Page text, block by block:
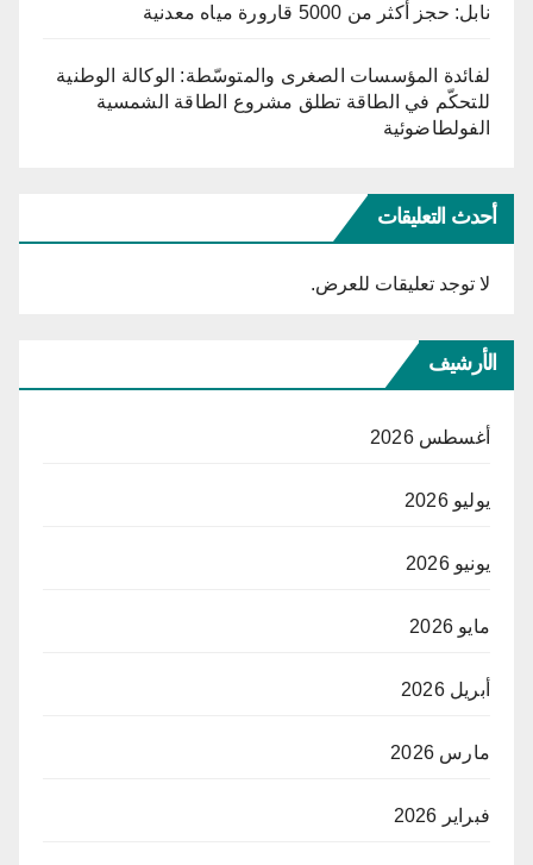
نابل: حجز أكثر من 5000 قارورة مياه معدنية
لفائدة المؤسسات الصغرى والمتوسّطة: الوكالة الوطنية
للتحكّم في الطاقة تطلق مشروع الطاقة الشمسية
الفولطاضوئية
أحدث التعليقات
لا توجد تعليقات للعرض.
الأرشيف
أغسطس 2026
يوليو 2026
يونيو 2026
مايو 2026
أبريل 2026
مارس 2026
فبراير 2026